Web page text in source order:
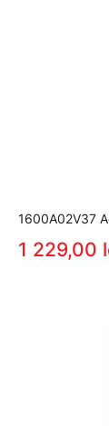
1600A02V37
1 229,00